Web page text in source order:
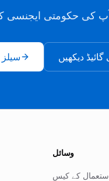
کی حکومتی
دیکھیں
وسائل
کے کیس